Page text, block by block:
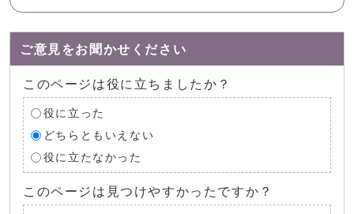
ご意見をお聞かせください
このページは役に立ちましたか？
役に立った
どちらともいえない
役に立たなかった
このページは見つけやすかったですか？